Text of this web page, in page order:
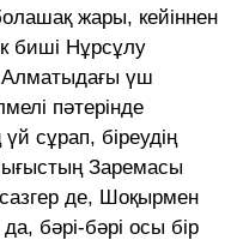
жары, кейіннен
биші Нұрсұлу
Алматыдағы үш
пәтерінде
үй сұрап, біреудің
Заремасы
де, Шоқыр­мен
бәрі-бәрі осы бір